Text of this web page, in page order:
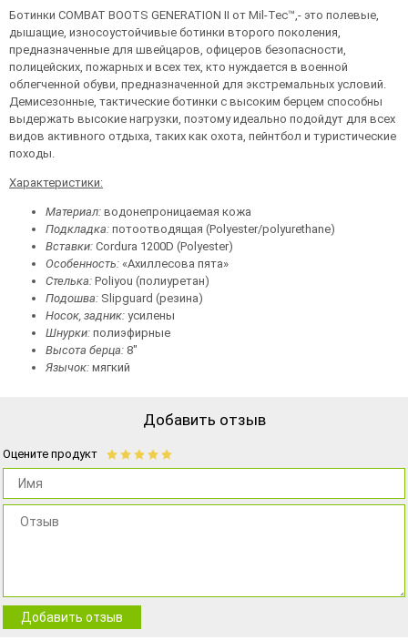
Ботинки COMBAT BOOTS GENERATION II от Mil-Tec™,- это полевые,
дышащие, износоустойчивые ботинки второго поколения,
предназначенные для швейцаров, офицеров безопасности,
полицейских, пожарных и всех тех, кто нуждается в военной
облегченной обуви, предназначенной для экстремальных условий.
Демисезонные, тактические ботинки с высоким берцем способны
выдержать высокие нагрузки, поэтому идеально подойдут для всех
видов активного отдыха, таких как охота, пейнтбол и туристические
походы.
Характеристики:
Материал: водонепроницаемая кожа
Подкладка: потоотводящая (Polyester/polyurethane)
Вставки: Cordura 1200D (Polyester)
Особенность: «Ахиллесова пята»
Стелька: Poliyou (полиуретан)
Подошва: Slipguard (резина)
Носок, задник: усилены
Шнурки: полиэфирные
Высота берца: 8"
Язычок: мягкий
Добавить отзыв
Оцените продукт
Добавить отзыв